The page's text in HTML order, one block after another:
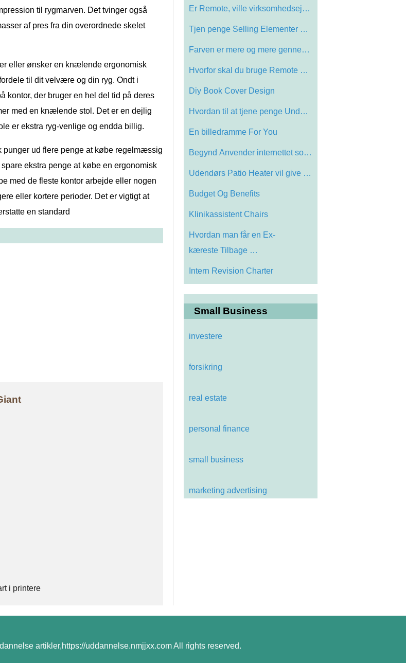
til rygmarven. Det tvinger også
af pres fra din overordnede skelet
eller ønsker en knælende ergonomisk
til dit velvære og din ryg. Ondt i
kontor, der bruger en hel del tid på deres
med en knælende stol. Det er en dejlig
er ekstra ryg-venlige og endda billig.
punger ud flere penge at købe regelmæssig
ekstra penge at købe en ergonomisk
med de fleste kontor arbejde eller nogen
eller kortere perioder. Det er vigtigt at
en standard
i printere
Er Remote, ville virksomhedsejere Online…
Tjen penge Selling Elementer på Ebay
Farven er mere og mere gennemsigtig, Sna…
Hvorfor skal du bruge Remote Data Backup…
Diy Book Cover Design
Hvordan til at tjene penge Under en Rece…
En billedramme For You
Begynd Anvender internettet som en måde…
Udendørs Patio Heater vil give dig mere…
Budget Og Benefits
Klinikassistent Chairs
Hvordan man får en Ex-
kæreste Tilbage …
Intern Revision Charter
Small Business
investere
forsikring
real estate
personal finance
small business
marketing advertising
artikler,https://uddannelse.nmjjxx.com All rights reserved.